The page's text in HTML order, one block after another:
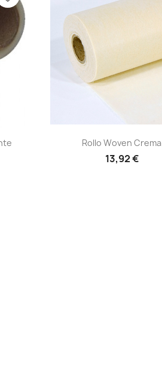
Vista rápida
Rollo Woven Crema
13,92 €